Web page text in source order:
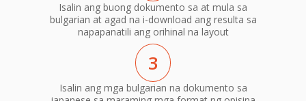
Isalin ang buong dokumento sa at mula sa
bulgarian at agad na i-download ang resulta sa
napapanatili ang orihinal na layout
3
Isalin ang mga bulgarian na dokumento sa